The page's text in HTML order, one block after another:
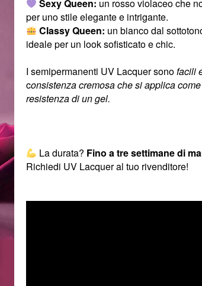
Sexy Queen: un rosso violaceo che
per uno stile elegante e intrigante.
Classy Queen: un bianco dal
ideale per un look sofisticato e chic.
I semipermanenti UV Lacquer sonofacili
consistenza cremosa che si applica
resistenza di un gel.
La durata? Fino a tre settimane di
Richiedi UV Lacquer al tuo rivenditore!